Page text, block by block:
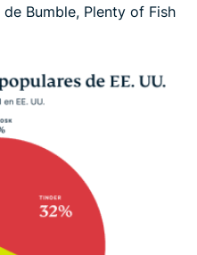
Bumble, Plenty of Fish